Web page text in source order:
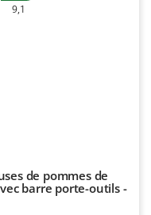
9,1
de pommes de
barre porte-outils -